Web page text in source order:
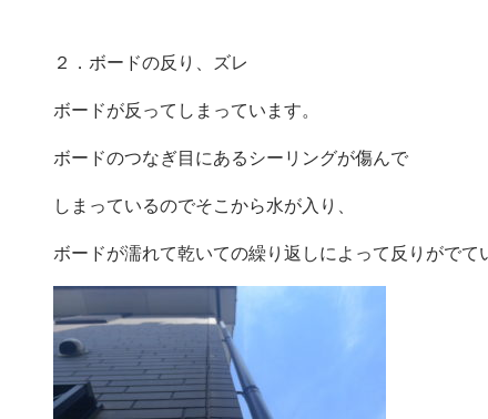
２．ボードの反り、ズレ
ボードが反ってしまっています。
ボードのつなぎ目にあるシーリングが傷んで
しまっているのでそこから水が入り、
ボードが濡れて乾いての繰り返しによって反りがでて